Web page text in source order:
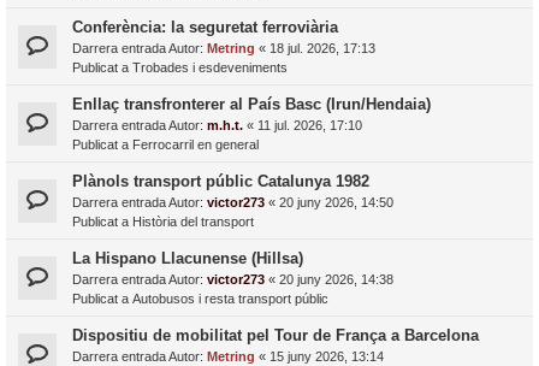
Conferència: la seguretat ferroviària
Darrera entrada Autor: Metring « 18 jul. 2026, 17:13
Publicat a Trobades i esdeveniments
Enllaç transfronterer al País Basc (Irun/Hendaia)
Darrera entrada Autor: m.h.t. « 11 jul. 2026, 17:10
Publicat a Ferrocarril en general
Plànols transport públic Catalunya 1982
Darrera entrada Autor: victor273 « 20 juny 2026, 14:50
Publicat a Història del transport
La Hispano Llacunense (Hillsa)
Darrera entrada Autor: victor273 « 20 juny 2026, 14:38
Publicat a Autobusos i resta transport públic
Dispositiu de mobilitat pel Tour de França a Barcelona
Darrera entrada Autor: Metring « 15 juny 2026, 13:14